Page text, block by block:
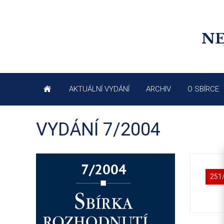
AKTUÁLNÍ VYDÁNÍ ARCHIV O SBÍRCE
VYDÁNÍ 7/2004
251/